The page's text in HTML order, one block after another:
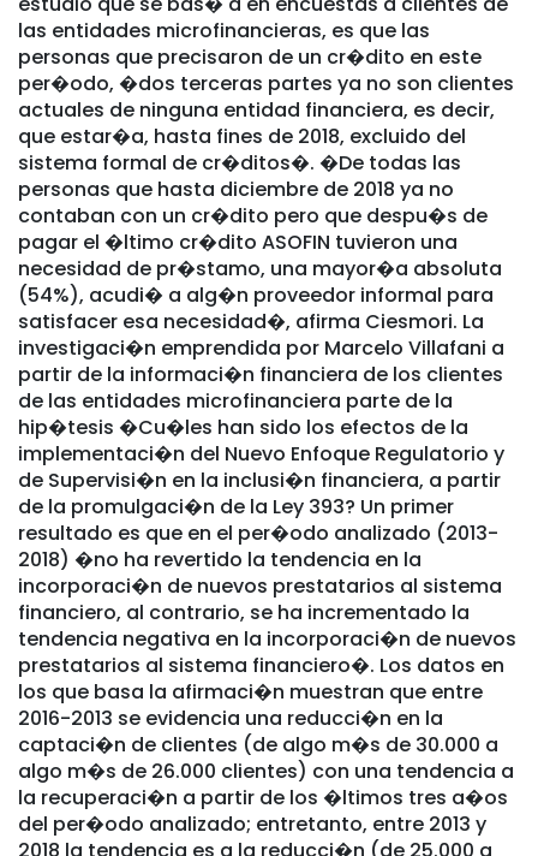
las entidades microfinancieras, es que las
personas que precisaron de un cr�dito en este
per�odo, �dos terceras partes ya no son clientes
actuales de ninguna entidad financiera, es decir,
que estar�a, hasta fines de 2018, excluido del
sistema formal de cr�ditos�. �De todas las
personas que hasta diciembre de 2018 ya no
contaban con un cr�dito pero que despu�s de
pagar el �ltimo cr�dito ASOFIN tuvieron una
necesidad de pr�stamo, una mayor�a absoluta
(54%), acudi� a alg�n proveedor informal para
satisfacer esa necesidad�, afirma Ciesmori. La
investigaci�n emprendida por Marcelo Villafani a
partir de la informaci�n financiera de los clientes
de las entidades microfinanciera parte de la
hip�tesis �Cu�les han sido los efectos de la
implementaci�n del Nuevo Enfoque Regulatorio y
de Supervisi�n en la inclusi�n financiera, a partir
de la promulgaci�n de la Ley 393? Un primer
resultado es que en el per�odo analizado (2013-
2018) �no ha revertido la tendencia en la
incorporaci�n de nuevos prestatarios al sistema
financiero, al contrario, se ha incrementado la
tendencia negativa en la incorporaci�n de nuevos
prestatarios al sistema financiero�. Los datos en
los que basa la afirmaci�n muestran que entre
2016-2013 se evidencia una reducci�n en la
captaci�n de clientes (de algo m�s de 30.000 a
algo m�s de 26.000 clientes) con una tendencia a
la recuperaci�n a partir de los �ltimos tres a�os
del per�odo analizado; entretanto, entre 2013 y